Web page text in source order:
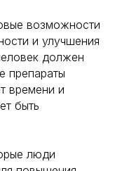
возможности
и улучшения
должен
препараты
времени и
быть
люди